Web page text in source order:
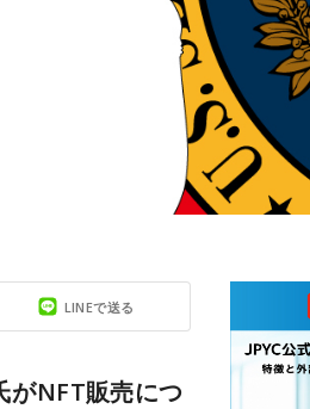
LINEで送る
がNFT販売につ